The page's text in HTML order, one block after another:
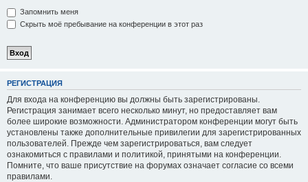
Запомнить меня
Скрыть моё пребывание на конференции в этот раз
РЕГИСТРАЦИЯ
Для входа на конференцию вы должны быть зарегистрированы.
Регистрация занимает всего несколько минут, но предоставляет вам
более широкие возможности. Администратором конференции могут быть
установлены также дополнительные привилегии для зарегистрированных
пользователей. Прежде чем зарегистрироваться, вам следует
ознакомиться с правилами и политикой, принятыми на конференции.
Помните, что ваше присутствие на форумах означает согласие со всеми
правилами.